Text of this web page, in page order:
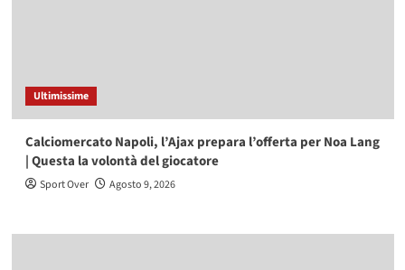
Ultimissime
Calciomercato Napoli, l’Ajax prepara l’offerta per Noa Lang
| Questa la volontà del giocatore
Sport Over Agosto 9, 2026